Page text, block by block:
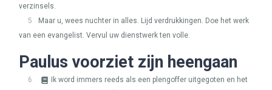
verzinsels.
5
Maar u, wees nuchter in alles. Lijd verdrukkingen. Doe het werk
van een evangelist. Vervul uw dienstwerk ten volle.
Paulus voorziet zijn heengaan
6
Ik word immers reeds als een plengoffer uitgegoten en het